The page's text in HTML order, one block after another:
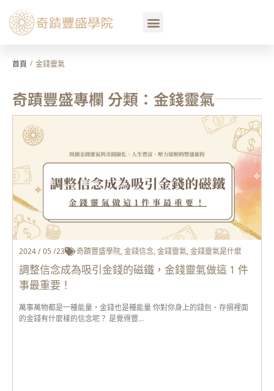
首頁 / 金錢靈氣
奇蹟豐盛專欄 分類：金錢靈氣
2024 / 05 /23 奇蹟豐盛學院,金錢信念,金錢靈氣,金錢靈氣是什麼
調整信念成為吸引金錢的磁鐵，金錢靈氣做這 1 件
事最重要！
萬事萬物都是一種能量，金錢也是種能量 你對你身上的錢包、存摺裡面
的金錢有什麼樣的信念呢？ 是覺得豐...